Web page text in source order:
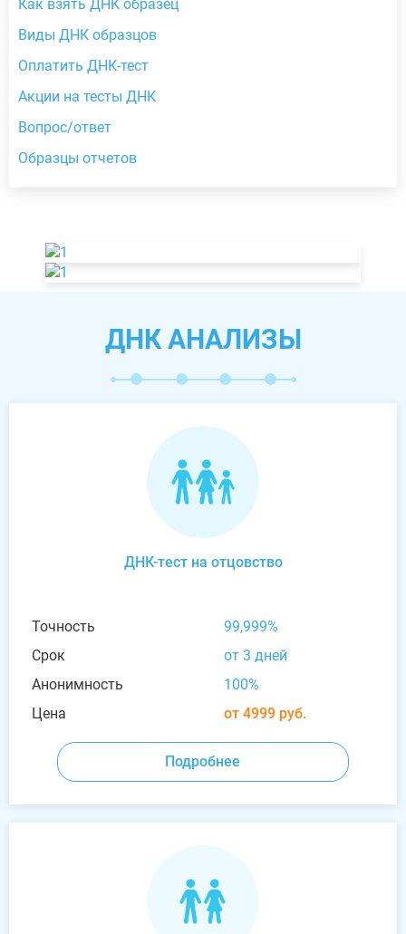
Как взять ДНК образец
Виды ДНК образцов
Оплатить ДНК-тест
Акции на тесты ДНК
Вопрос/ответ
Образцы отчетов
ДНК АНАЛИЗЫ
ДНК-тест на отцовство
Точность
99,999%
Срок
от 3 дней
Анонимность
100%
Цена
от 4999 руб.
Подробнее